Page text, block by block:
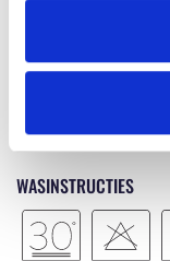
WASINSTRUCTIES